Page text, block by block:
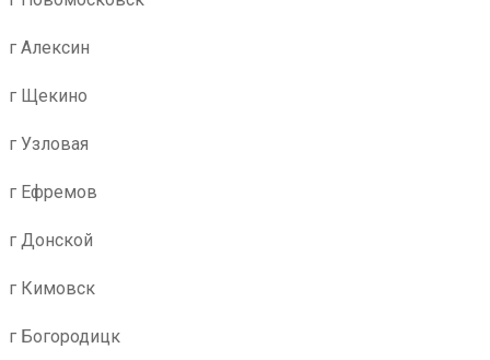
г Алексин
г Щекино
г Узловая
г Ефремов
г Донской
г Кимовск
г Богородицк